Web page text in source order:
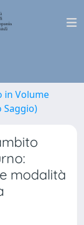
in Volume
Saggio)
modalità